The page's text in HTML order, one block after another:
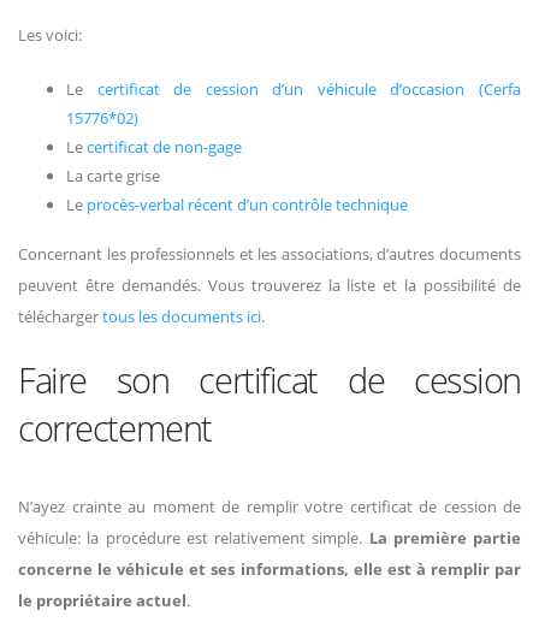
Les voici:
Le certificat de cession d’un véhicule d’occasion (Cerfa
15776*02)
Lecertificat de non-gage
La carte grise
Le procès-verbal récent d’un contrôle technique
Concernant les professionnels et les associations, d’autres documents
peuvent être demandés. Vous trouverez la liste et la possibilité de
téléchargertous les documents ici.
Faire son certificat de cession
correctement
N’ayez crainte au moment de remplir votre certificat de cession de
véhicule: la procédure est relativement simple. La première partie
concerne le véhicule et ses informations, elle est à remplir par
le propriétaire actuel.